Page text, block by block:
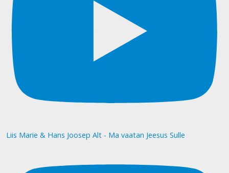
Liis Marie & Hans Joosep Alt - Ma vaatan Jeesus Sulle